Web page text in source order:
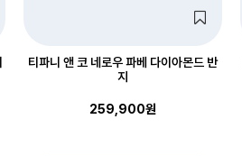
티파니 앤 코 네로우 파베 다이아몬드 반
지
259,900원